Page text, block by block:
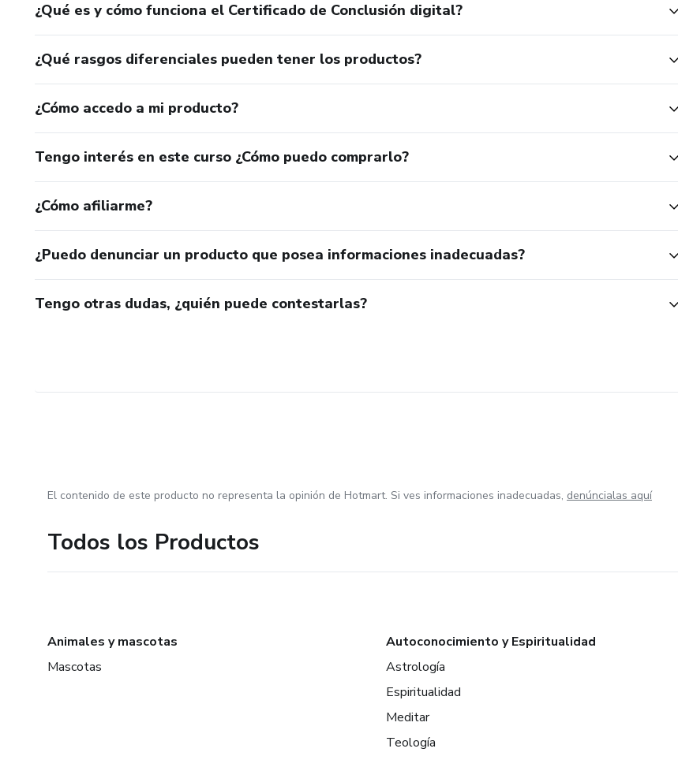
¿Qué es y cómo funciona el Certificado de Conclusión digital?
¿Qué rasgos diferenciales pueden tener los productos?
¿Cómo accedo a mi producto?
Tengo interés en este curso ¿Cómo puedo comprarlo?
¿Cómo afiliarme?
¿Puedo denunciar un producto que posea informaciones inadecuadas?
Tengo otras dudas, ¿quién puede contestarlas?
El contenido de este producto no representa la opinión de Hotmart. Si ves informaciones inadecuadas, denúncialas aquí
Todos los Productos
Animales y mascotas
Mascotas
Autoconocimiento y Espiritualidad
Astrología
Espiritualidad
Meditar
Teología